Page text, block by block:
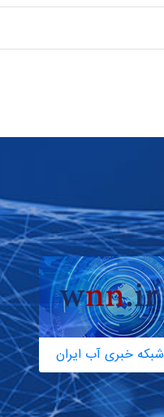
شبکه خبری آب ایران